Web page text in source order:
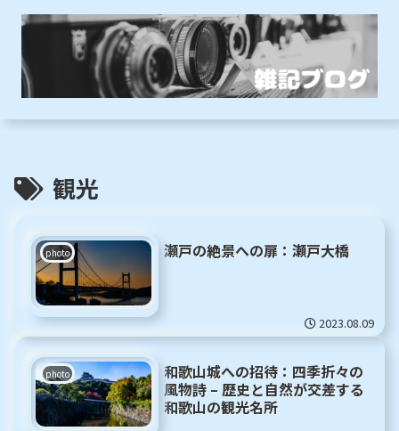
観光
photo 瀬戸の絶景への扉：瀬戸大橋
2023.08.09
photo
和歌山城への招待：四季折々の
風物詩 – 歴史と自然が交差する
和歌山の観光名所